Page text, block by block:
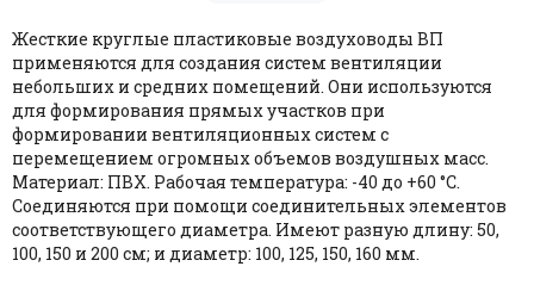
Жесткие круглые пластиковые воздуховоды ВП
применяются для создания систем вентиляции
небольших и средних помещений. Они используются
для формирования прямых участков при
формировании вентиляционных систем с
перемещением огромных объемов воздушных масс.
Материал: ПВХ. Рабочая температура: -40 до +60 °С.
Соединяются при помощи соединительных элементов
соответствующего диаметра. Имеют разную длину: 50,
100, 150 и 200 см; и диаметр: 100, 125, 150, 160 мм.